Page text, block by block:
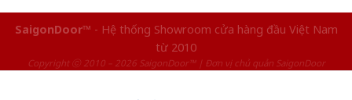
SaigonDoor™ - Hệ thống Showroom cửa hàng đầu Việt Nam
từ 2010
Copyright ⓒ 2010 – 2026 SaigonDoor™ | Đơn vị chủ quản SaigonDoor